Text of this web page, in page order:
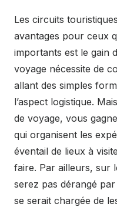
Les circuits
avantages pour ceux
importants est le gain
voyage nécessite de
allant des simples
l’aspect logistique.
de voyage, vous
qui organisent les
éventail de lieux à
faire. Par ailleurs, sur
serez pas dérangé
se serait chargée de